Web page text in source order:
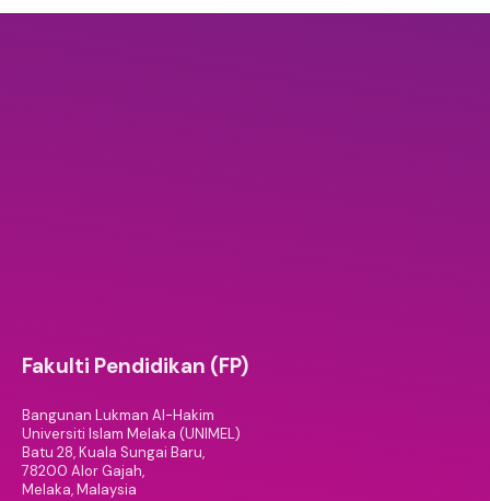
Fakulti Pendidikan (FP)
Bangunan Lukman Al-Hakim
Universiti Islam Melaka (UNIMEL)
Batu 28, Kuala Sungai Baru,
78200 Alor Gajah,
Melaka, Malaysia